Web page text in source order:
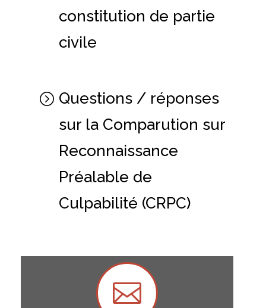
constitution de partie
civile
Questions / réponses
sur la Comparution sur
Reconnaissance
Préalable de
Culpabilité (CRPC)
